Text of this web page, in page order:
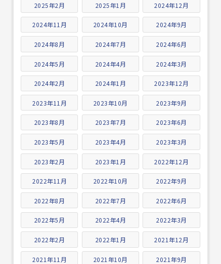
2025年2月 2025年1月 2024年12月
2024年11月 2024年10月 2024年9月
2024年8月 2024年7月 2024年6月
2024年5月 2024年4月 2024年3月
2024年2月 2024年1月 2023年12月
2023年11月 2023年10月 2023年9月
2023年8月 2023年7月 2023年6月
2023年5月 2023年4月 2023年3月
2023年2月 2023年1月 2022年12月
2022年11月 2022年10月 2022年9月
2022年8月 2022年7月 2022年6月
2022年5月 2022年4月 2022年3月
2022年2月 2022年1月 2021年12月
2021年11月 2021年10月 2021年9月